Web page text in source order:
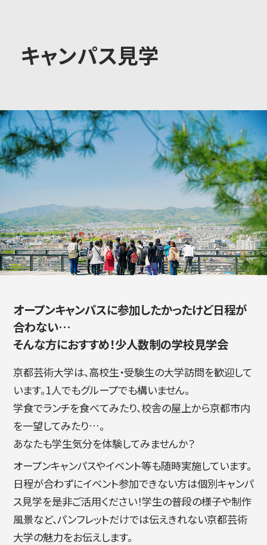
高校生・受験生の方 在学生の方
卒業生の方
大学院
教育・社会連携
学生生活・就職
入試情報
日本 English 한국어
キャンパス見学
オープンキャンパスに参加したかったけど日程が
合わない…
そんな方におすすめ！少人数制の学校見学会
京都芸術大学は、高校生・受験生の大学訪問を歓迎して
います。1人でもグループでも構いません。
学食でランチを食べてみたり、校舎の屋上から京都市内
を一望してみたり…。
あなたも学生気分を体験してみませんか？
オープンキャンパスやイベント等も随時実施しています。
日程が合わずにイベント参加できない方は個別キャンパ
ス見学を是非ご活用ください！学生の普段の様子や制作
風景など、パンフレットだけでは伝えきれない京都芸術
大学の魅力をお伝えします。